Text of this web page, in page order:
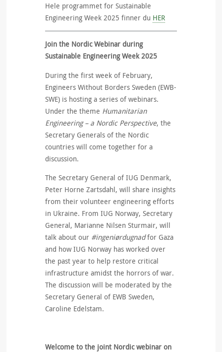
Hele programmet for Sustainable
Engineering Week 2025 finner du HER
Join the Nordic Webinar during
Sustainable Engineering Week 2025
During the first week of February,
Engineers Without Borders Sweden (EWB-
SWE) is hosting a series of webinars.
Under the theme Humanitarian
Engineering – a Nordic Perspective, the
Secretary Generals of the Nordic
countries will come together for a
discussion.
The Secretary General of IUG Denmark,
Peter Horne Zartsdahl, will share insights
from their volunteer engineering efforts
in Ukraine. From IUG Norway, Secretary
General, Marianne Nilsen Sturmair, will
talk about our #ingeniørdugnadfor Gaza
and how IUG Norway has worked over
the past year to help restore critical
infrastructure amidst the horrors of war.
The discussion will be moderated by the
Secretary General of EWB Sweden,
Caroline Edelstam.
Welcome to the joint Nordic webinar on